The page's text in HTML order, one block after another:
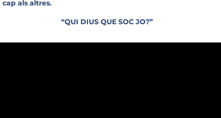
cap als altres.
“QUI DIUS QUE SOC JO?”